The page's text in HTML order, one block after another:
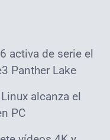
activa de serie el
Panther Lake
alcanza el
PC